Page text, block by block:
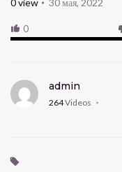
0view 30 мая, 2022
0
admin
264Videos